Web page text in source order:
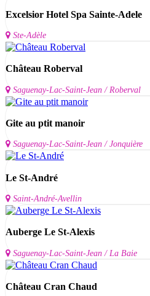
Excelsior Hotel Spa Sainte-Adele
Ste-Adèle
Château Roberval
Saguenay-Lac-Saint-Jean / Roberval
Gite au ptit manoir
Saguenay-Lac-Saint-Jean / Jonquière
Le St-André
Saint-André-Avellin
Auberge Le St-Alexis
Saguenay-Lac-Saint-Jean / La Baie
Château Cran Chaud